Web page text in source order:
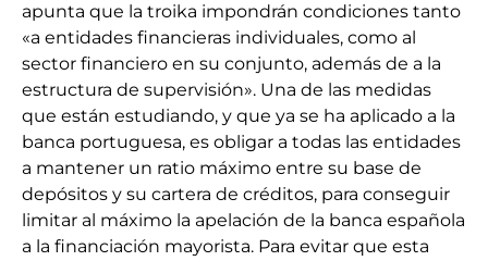
apunta que la troika impondrán condiciones tanto
«a entidades financieras individuales, como al
sector financiero en su conjunto, además de a la
estructura de supervisión». Una de las medidas
que están estudiando, y que ya se ha aplicado a la
banca portuguesa, es obligar a todas las entidades
a mantener un ratio máximo entre su base de
depósitos y su cartera de créditos, para conseguir
limitar al máximo la apelación de la banca española
a la financiación mayorista. Para evitar que esta